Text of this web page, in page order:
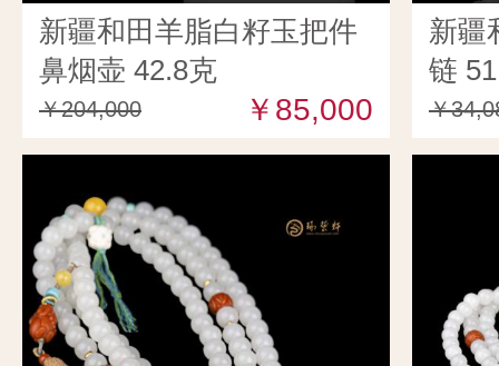
新疆和田羊脂白籽玉把件
鼻烟壶 42.8克
￥204,000 ￥85,000
新疆
链
￥